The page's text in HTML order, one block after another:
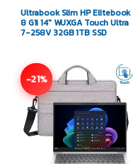
Ultrabook Slim HP Elitebook
8 G1i 14″ WUXGA Touch Ultra
7-258V 32GB 1TB SSD
-21%